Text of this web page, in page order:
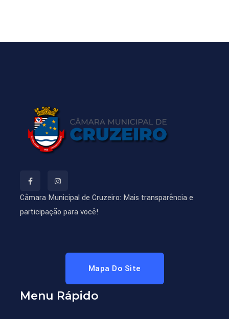
Câmara Municipal de Cruzeiro: Mais transparência e
participação para você!
Mapa Do Site
Menu Rápido